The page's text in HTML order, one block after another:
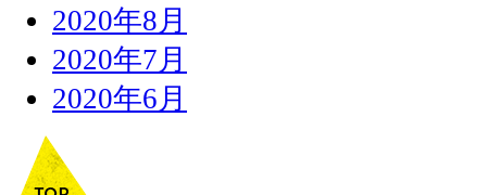
2020年8月
2020年7月
2020年6月